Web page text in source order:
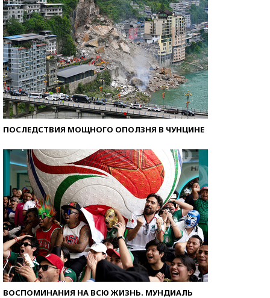
ПОСЛЕДСТВИЯ МОЩНОГО ОПОЛЗНЯ В ЧУНЦИНЕ
ВОСПОМИНАНИЯ НА ВСЮ ЖИЗНЬ. МУНДИАЛЬ